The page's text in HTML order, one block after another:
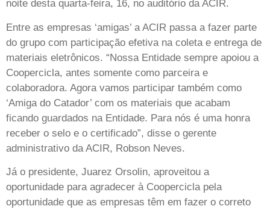
noite desta quarta-feira, 16, no auditório da ACIR.
Entre as empresas ‘amigas’ a ACIR passa a fazer parte
do grupo com participação efetiva na coleta e entrega de
materiais eletrônicos. “Nossa Entidade sempre apoiou a
Coopercicla, antes somente como parceira e
colaboradora. Agora vamos participar também como
‘Amiga do Catador’ com os materiais que acabam
ficando guardados na Entidade. Para nós é uma honra
receber o selo e o certificado”, disse o gerente
administrativo da ACIR, Robson Neves.
Já o presidente, Juarez Orsolin, aproveitou a
oportunidade para agradecer à Coopercicla pela
oportunidade que as empresas têm em fazer o correto